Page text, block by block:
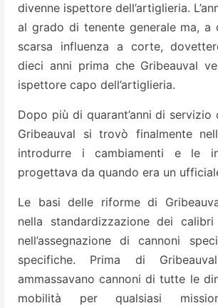
divenne ispettore dell’artiglieria.
al grado di tenente generale ma, a
scarsa influenza a corte,
dieci anni prima che Gribeauval
ispettore capo dell’artiglieria.
Dopo più di quarant’anni di servizio
Gribeauval si trovò finalmente
introdurre i cambiamenti e le
progettava da quando era un
Le basi delle riforme di
nella standardizzazione dei
nell’assegnazione di cannoni
specifiche. Prima di
ammassavano cannoni di tutte le
mobilità per qualsiasi